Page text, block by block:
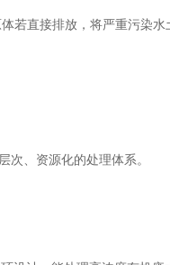
若直接排放，将严重污染水
、资源化的处理体系。